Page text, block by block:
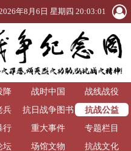
年8月6日 星期四 20:03:02
降 战时中国
战线战役
兵
抗日战争图书
馆
抗战公益
行 重大事件
专题栏目
坛 场馆文物 抗战文化